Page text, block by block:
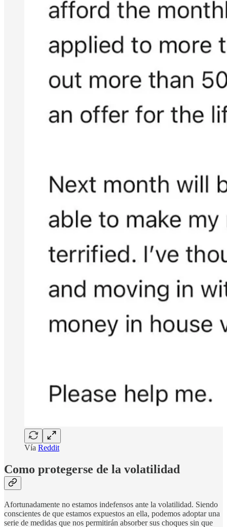
Vía Reddit
Como protegerse de la volatilidad
Afortunadamente no estamos indefensos ante la volatilidad. Siendo
conscientes de que estamos expuestos an ella, podemos adoptar una
serie de medidas que nos permitirán absorber sus choques sin que